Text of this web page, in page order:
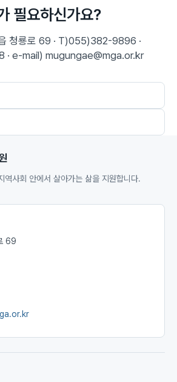
필요하신가요?
청룡로 69 · T)055)382-9896 ·
e-mail) mugungae@mga.or.kr
역사회 안에서 살아가는 삶을 지원합니다.
69